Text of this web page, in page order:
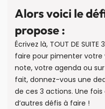
Alors voici le
propose :
Écrivez là, TOUT DE
faire pour pimenter votre
note, votre agenda ou
fait, donnez-vous une
de ces 3 actions. Une
d’autres défis à faire !